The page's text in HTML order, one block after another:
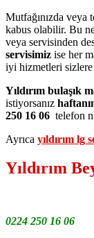
Mutfağınızda veya
kabus olabilir. Bu
veya servisinden
servisimiz ise her
iyi hizmetleri
Yıldırım bulaşık
istiyorsanız
250 16 06 telefon
Ayrıca yıldırım lg
Yıldırım
0224 250 16 06